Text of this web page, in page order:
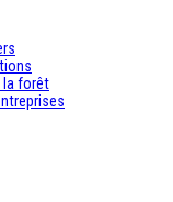
la forêt